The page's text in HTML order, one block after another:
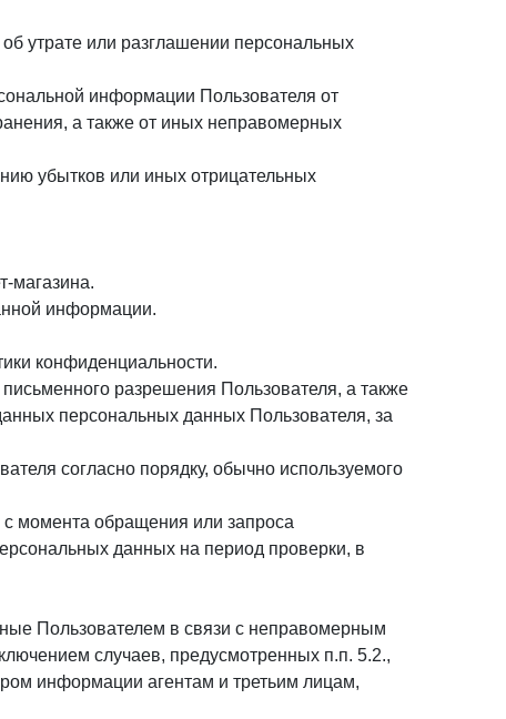
утрате или разглашении персональных
информации Пользователя от
а также от иных неправомерных
убытков или иных отрицательных
магазина.
информации.
конфиденциальности.
разрешения Пользователя, а также
персональных данных Пользователя, за
согласно порядку, обычно используемого
момента обращения или запроса
данных на период проверки, в
Пользователем в связи с неправомерным
случаев, предусмотренных п.п. 5.2.,
информации агентам и третьим лицам,